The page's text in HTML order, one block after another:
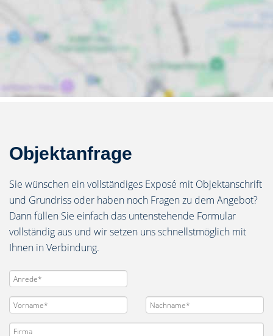
Objektanfrage
Sie wünschen ein vollständiges Exposé mit Objektanschrift
und Grundriss oder haben noch Fragen zu dem Angebot?
Dann füllen Sie einfach das untenstehende Formular
vollständig aus und wir setzen uns schnellstmöglich mit
Ihnen in Verbindung.